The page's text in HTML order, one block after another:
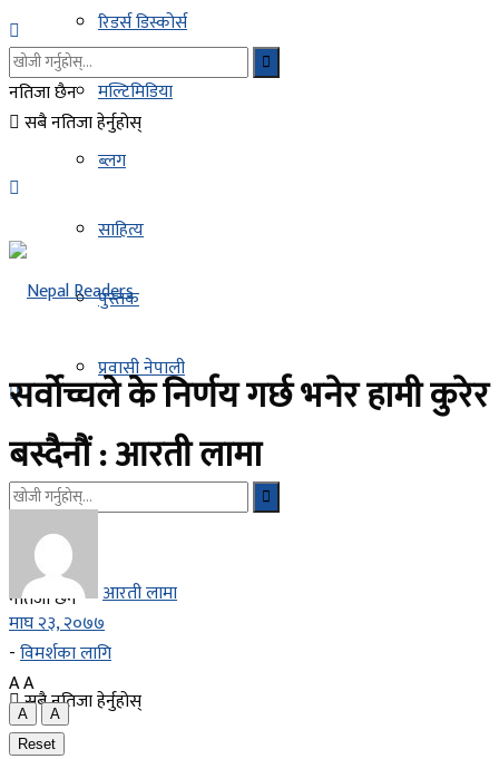
रिडर्स डिस्कोर्स
मल्टिमिडिया
ब्लग
साहित्य
पुस्तक
प्रवासी नेपाली
नतिजा छैन
सबै नतिजा हेर्नुहोस्
नतिजा छैन
सबै नतिजा हेर्नुहोस्
सर्वोच्चले के निर्णय गर्छ भनेर हामी कुरेर
बस्दैनौं : आरती लामा
आरती लामा
माघ २३, २०७७
-विमर्शका लागि
AA
A
A
Reset